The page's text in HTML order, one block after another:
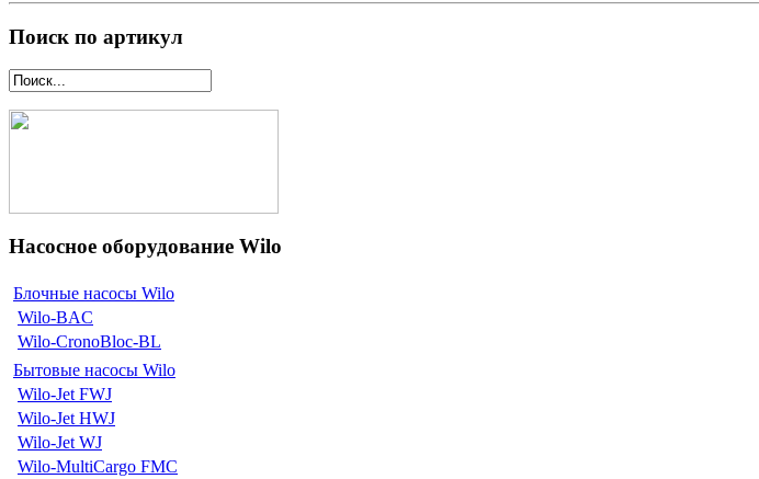
Поиск по артикул
Насосное оборудование Wilo
Блочные насосы Wilo
Wilo-BAC
Wilo-CronoBloc-BL
Бытовые насосы Wilo
Wilo-Jet FWJ
Wilo-Jet HWJ
Wilo-Jet WJ
Wilo-MultiCargo FMC